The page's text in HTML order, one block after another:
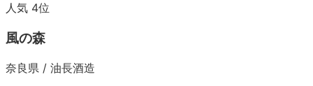
人気 4位
風の森
奈良県 / 油長酒造